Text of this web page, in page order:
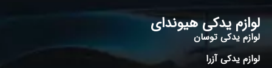
لوازم یدکی هیوندای
لوازم یدکی توسان
لوازم یدکی آزرا